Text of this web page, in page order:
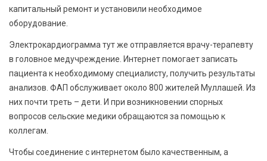
капитальный ремонт и установили необходимое
оборудование.
Электрокардиограмма тут же отправляется врачу-терапевту
в головное медучреждение. Интернет помогает записать
пациента к необходимому специалисту, получить результаты
анализов. ФАП обслуживает около 800 жителей Муллашей. Из
них почти треть – дети. И при возникновении спорных
вопросов сельские медики обращаются за помощью к
коллегам.
Чтобы соединение с интернетом было качественным, а